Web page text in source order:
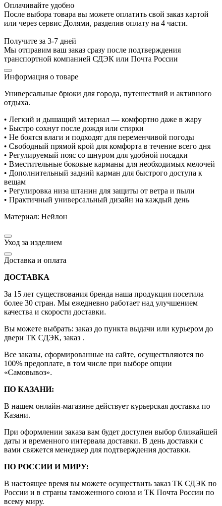
Оплачивайте удобно
После выбора товара вы можете оплатить свой заказ картой
или через сервис Долями, разделив оплату на 4 части.
Получите за 3-7 дней
Мы отправим ваш заказ сразу после подтверждения
транспортной компанией СДЭК или Почта России
Информация о товаре
Универсальные брюки для города, путешествий и активного
отдыха.
• Легкий и дышащий материал — комфортно даже в жару
• Быстро сохнут после дождя или стирки
• Не боятся влаги и подходят для переменчивой погоды
• Свободный прямой крой для комфорта в течение всего дня
• Регулируемый пояс со шнуром для удобной посадки
• Вместительные боковые карманы для необходимых мелочей
• Дополнительный задний карман для быстрого доступа к
вещам
• Регулировка низа штанин для защиты от ветра и пыли
• Практичный универсальный дизайн на каждый день
Материал: Нейлон
Уход за изделием
Доставка и оплата
ДОСТАВКА
За 15 лет существования бренда наша продукция посетила
более 30 стран. Мы ежедневно работает над улучшением
качества и скорости доставки.
Вы можете выбрать: заказ до пункта выдачи или курьером до
двери ТК СДЭК, заказ .
Все заказы, сформированные на сайте, осуществляются по
100% предоплате, в том числе при выборе опции
«Самовывоз».
ПО КАЗАНИ:
В нашем онлайн-магазине действует курьерская доставка по
Казани.
При оформлении заказа вам будет доступен выбор ближайшей
даты и временного интервала доставки. В день доставки с
вами свяжется менеджер для подтверждения доставки.
ПО РОССИИ И МИРУ:
В настоящее время вы можете осуществить заказ ТК СДЭК по
России и в страны таможенного союза и ТК Почта России по
всему миру.